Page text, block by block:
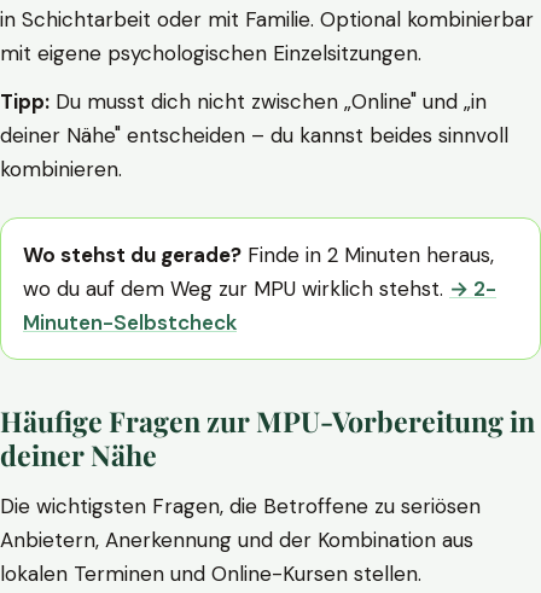
in Schichtarbeit oder mit Familie. Optional kombinierbar
mit eigene psychologischen Einzelsitzungen.
Tipp: Du musst dich nicht zwischen „Online" und „in
deiner Nähe" entscheiden – du kannst beides sinnvoll
kombinieren.
Wo stehst du gerade? Finde in 2 Minuten heraus,
wo du auf dem Weg zur MPU wirklich stehst. → 2-
Minuten-Selbstcheck
Häufige Fragen zur MPU-Vorbereitung in
deiner Nähe
Die wichtigsten Fragen, die Betroffene zu seriösen
Anbietern, Anerkennung und der Kombination aus
lokalen Terminen und Online-Kursen stellen.